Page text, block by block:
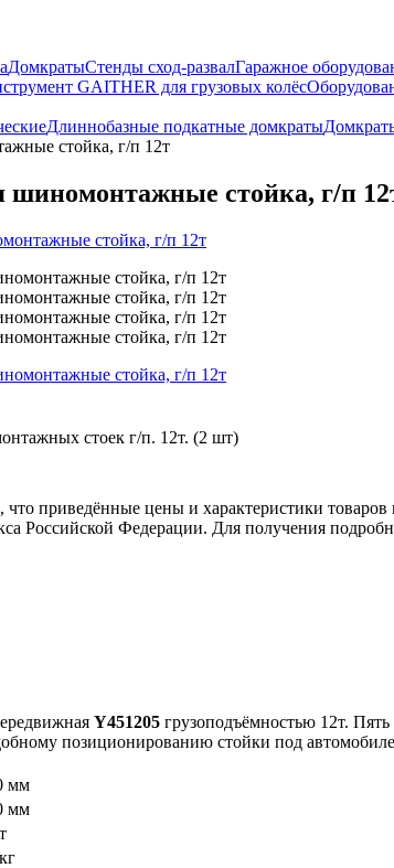
ДомкратыСтенды сход-развалГаражное
GAITHER для грузовых колёс
Длиннобазные подкатные домкраты
стойка, г/п 12т
шиномонтажные стойка, г/п
стоек г/п. 12т. (2 шт)
приведённые цены и характеристики
Российской Федерации. Для получения
Y451205 грузоподъёмностью 12т.
позиционированию стойки под
мм
мм